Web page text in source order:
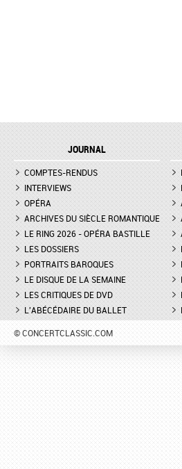
JOURNAL
COMPTES-RENDUS
INTERVIEWS
OPÉRA
ARCHIVES DU SIÈCLE ROMANTIQUE
LE RING 2026 - OPÉRA BASTILLE
LES DOSSIERS
PORTRAITS BAROQUES
LE DISQUE DE LA SEMAINE
LES CRITIQUES DE DVD
L'ABÉCÉDAIRE DU BALLET
© CONCERTCLASSIC.COM